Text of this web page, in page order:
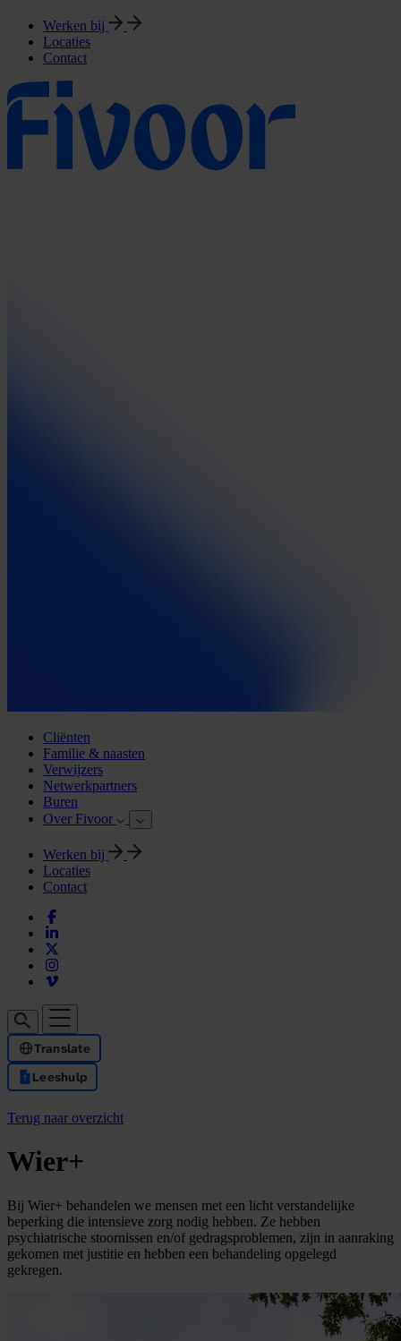
Werken bij
Locaties
Contact
Cliënten
Familie & naasten
Verwijzers
Netwerkpartners
Buren
Over Fivoor
Werken bij
Locaties
Contact
Translate
Leeshulp
Terug naar overzicht
Wier+
Bij Wier+ behandelen we mensen met een licht verstandelijke
beperking die intensieve zorg nodig hebben. Ze hebben
psychiatrische stoornissen en/of gedragsproblemen, zijn in aanraking
gekomen met justitie en hebben een behandeling opgelegd
gekregen.